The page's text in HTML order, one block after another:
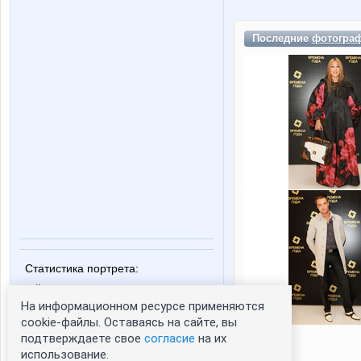
Статистика портрета:
зарегистрированные пользователи
посетившие портрет за 7 дней - 0
Последние
На информационном ресурсе применяются
cookie-файлы. Оставаясь на сайте, вы
подтверждаете свое согласие на их
использование.